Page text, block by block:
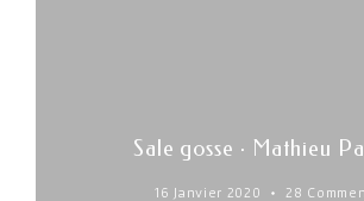
Sale gosse · Mathieu
16 Janvier 2020 28